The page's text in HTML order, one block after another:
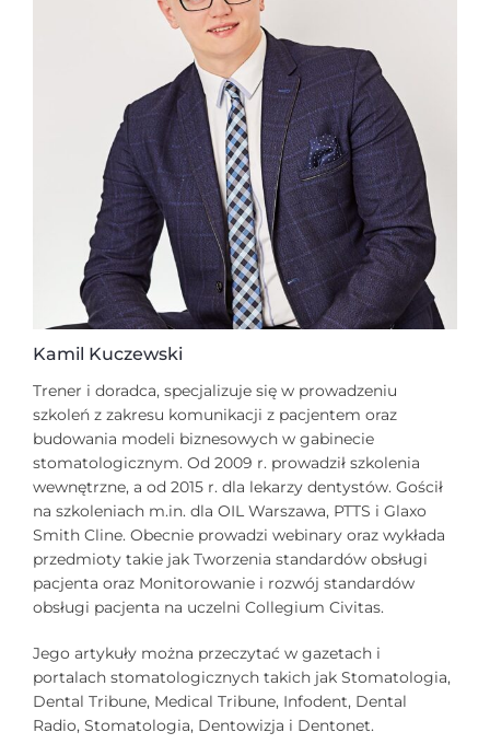
Kamil Kuczewski
Trener i doradca, specjalizuje się w prowadzeniu
szkoleń z zakresu komunikacji z pacjentem oraz
budowania modeli biznesowych w gabinecie
stomatologicznym. Od 2009 r. prowadził szkolenia
wewnętrzne, a od 2015 r. dla lekarzy dentystów. Gościł
na szkoleniach m.in. dla OIL Warszawa, PTTS i Glaxo
Smith Cline. Obecnie prowadzi webinary oraz wykłada
przedmioty takie jak Tworzenia standardów obsługi
pacjenta oraz Monitorowanie i rozwój standardów
obsługi pacjenta na uczelni Collegium Civitas.
Jego artykuły można przeczytać w gazetach i
portalach stomatologicznych takich jak Stomatologia,
Dental Tribune, Medical Tribune, Infodent, Dental
Radio, Stomatologia, Dentowizja i Dentonet.